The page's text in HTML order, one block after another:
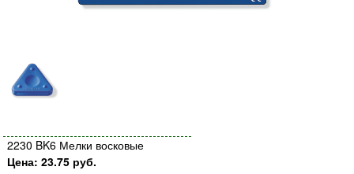
2230 BK6 Мелки восковые
Цена: 23.75 руб.